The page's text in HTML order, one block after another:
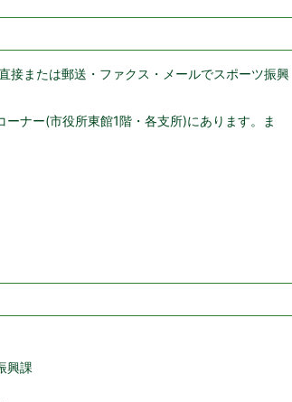
接または郵送・ファクス・メールでスポーツ振興
ナー(市役所東館1階・各支所)にあります。ま
興課